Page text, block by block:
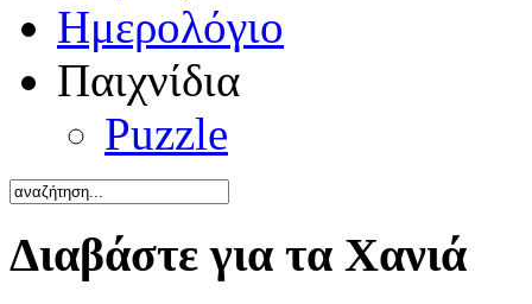
Ημερολόγιο
Παιχνίδια
Puzzle
Διαβάστε για τα Χανιά